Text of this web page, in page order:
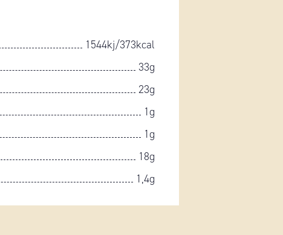
1544kj/373kcal
33g
23g
1g
1g
18g
1,4g